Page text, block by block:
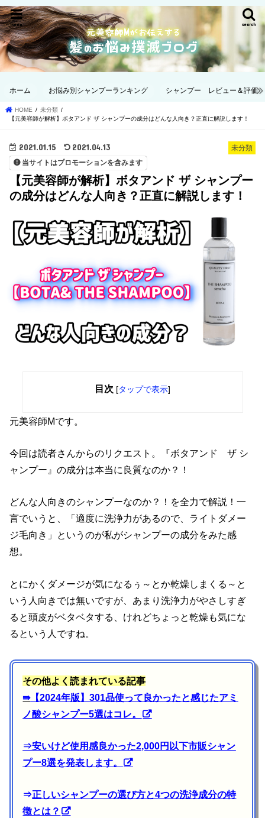
search
menu
ホーム お悩み別シャンプーランキング シャンプー レビュー＆評価
HOME
未分類
【元美容師が解析】ボタアンド ザ シャンプーの成分はどんな人向き？正直に解説します！
未分類
2021.01.15 2021.04.13
当サイトはプロモーションを含みます
【元美容師が解析】ボタアンド ザ シャンプー
の成分はどんな人向き？正直に解説します！
目次 [タップで表示]
元美容師Mです。
今回は読者さんからのリクエスト。『ボタアンド ザ シ
ャンプー』の成分は本当に良質なのか？！
どんな人向きのシャンプーなのか？！を全力で解説！一
言でいうと、「適度に洗浄力があるので、ライトダメー
ジ毛向き」というのが私がシャンプーの成分をみた感
想。
とにかくダメージが気になるぅ～とか乾燥しまくる～と
いう人向きでは無いですが、あまり洗浄力がやさしすぎ
ると頭皮がベタベタする、けれどちょっと乾燥も気にな
るという人ですね。
その他よく読まれている記事
⇛【2024年版】301品使って良かったと感じたアミ
ノ酸シャンプー5選はコレ。
⇒安いけど使用感良かった2,000円以下市販シャン
プー8選を発表します。
⇒正しいシャンプーの選び方と4つの洗浄成分の特
徴とは？